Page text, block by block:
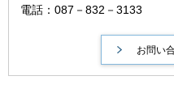
電話：087－832－3133